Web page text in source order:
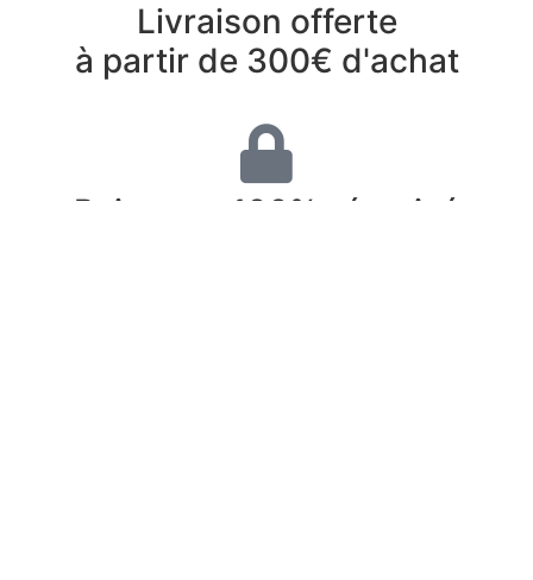
Livraison offerte
à partir de 300€ d'achat
Paiement 100% sécurisé